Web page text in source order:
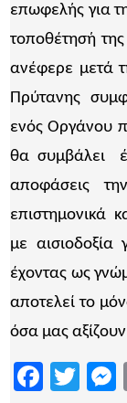
επωφελής για
τοποθέτησή
ανέφερε μετά
Πρύτανης
ενός Οργάνου
θα συμβάλει
αποφάσεις
επιστημονικά
με
έχοντας ως
αποτελεί το
όσα μας